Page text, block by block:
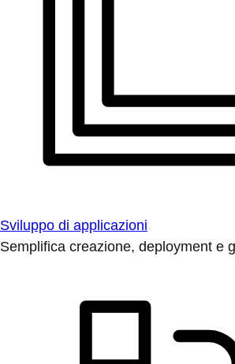
Sviluppo di applicazioni
Semplifica creazione, deployment e